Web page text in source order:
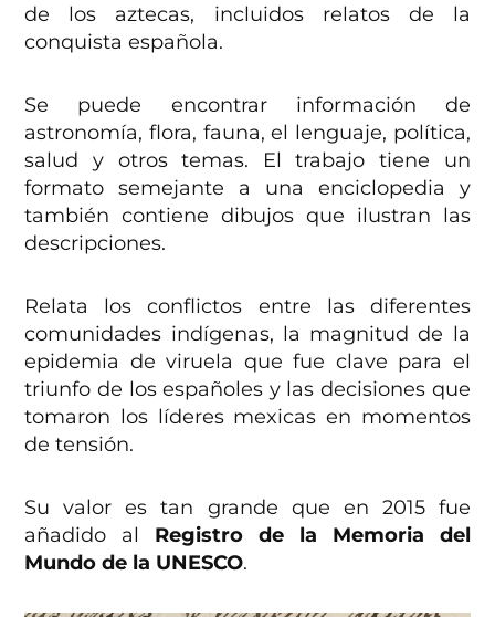
de los aztecas, incluidos relatos de la
conquista española.
Se puede encontrar información de
astronomía, flora, fauna, el lenguaje, política,
salud y otros temas. El trabajo tiene un
formato semejante a una enciclopedia y
también contiene dibujos que ilustran las
descripciones.
Relata los conflictos entre las diferentes
comunidades indígenas, la magnitud de la
epidemia de viruela que fue clave para el
triunfo de los españoles y las decisiones que
tomaron los líderes mexicas en momentos
de tensión.
Su valor es tan grande que en 2015 fue
añadido al Registro de la Memoria del
Mundo de la UNESCO.